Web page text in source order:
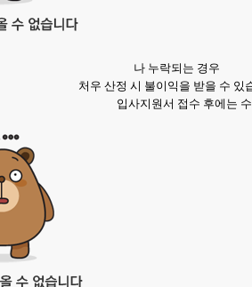
나 누락되는 경우
처우 산정 시 불이익을 받을 수 있
입사지원서 접수 후에는